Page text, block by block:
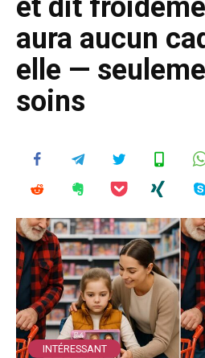
et dit
aura aucun
elle —
soins
INTÉRESSANT